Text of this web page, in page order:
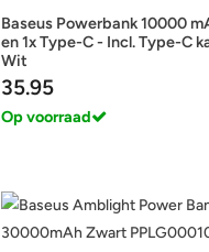
Baseus Powerbank 10000
en 1x Type-C - Incl. Type-C
Wit
35.95
Op voorraad